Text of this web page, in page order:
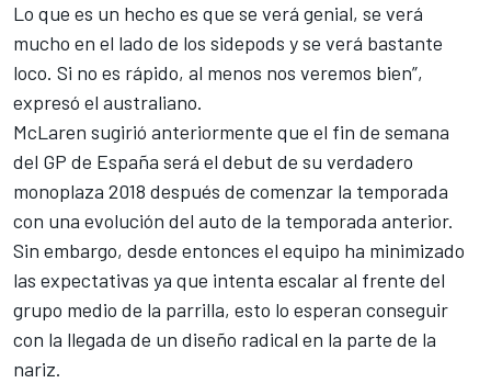
Lo que es un hecho es que se verá genial, se verá
mucho en el lado de los sidepods y se verá bastante
loco. Si no es rápido, al menos nos veremos bien”,
expresó el australiano.
McLaren sugirió anteriormente que el fin de semana
del GP de España será el debut de su verdadero
monoplaza 2018 después de comenzar la temporada
con una evolución del auto de la temporada anterior.
Sin embargo, desde entonces el equipo ha minimizado
las expectativas ya que intenta escalar al frente del
grupo medio de la parrilla, esto lo esperan conseguir
con la llegada de un diseño radical en la parte de la
nariz.